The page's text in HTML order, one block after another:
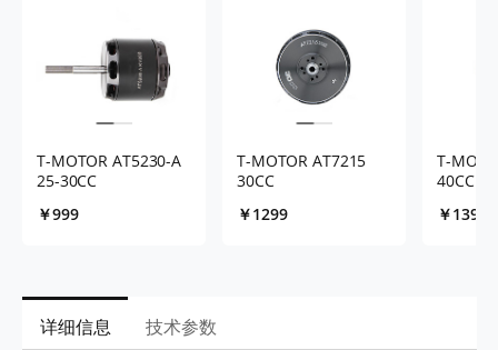
T-MOTOR AT5230-A
25-30CC
￥999
T-MOTOR AT7215
30CC
￥1299
T-
40CC
￥1399
详细信息 技术参数